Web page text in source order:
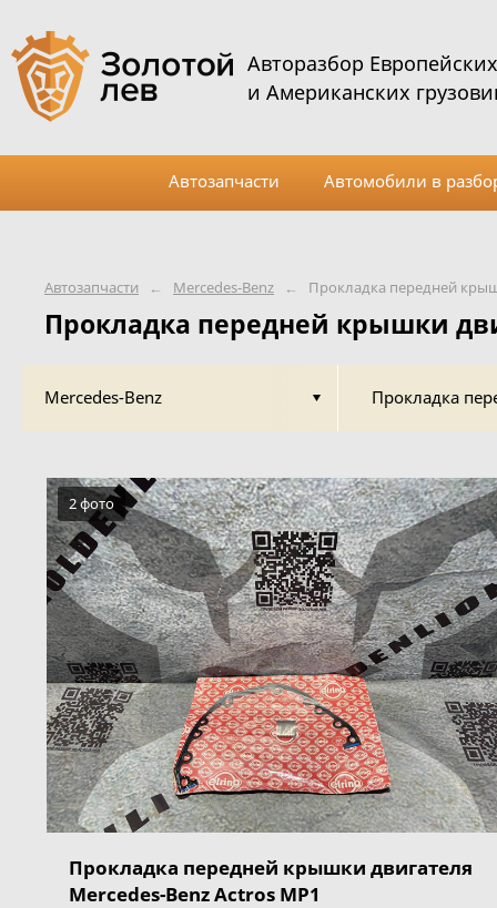
Автозапчасти ← Mercedes-Benz ← Прокладка передней
Прокладка передней крышки
Mercedes-Benz Прокладка
2 фото
Прокладка передней крышки двигателя
Mercedes-Benz Actros MP1
Авторазбор Европейских
и Американских
Автозапчасти Автомобили в